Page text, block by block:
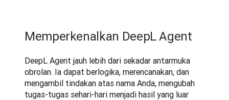
Memperkenalkan DeepL Agent
DeepL Agent jauh lebih dari sekadar antarmuka
obrolan. Ia dapat berlogika, merencanakan, dan
mengambil tindakan atas nama Anda, mengubah
tugas-tugas sehari-hari menjadi hasil yang luar